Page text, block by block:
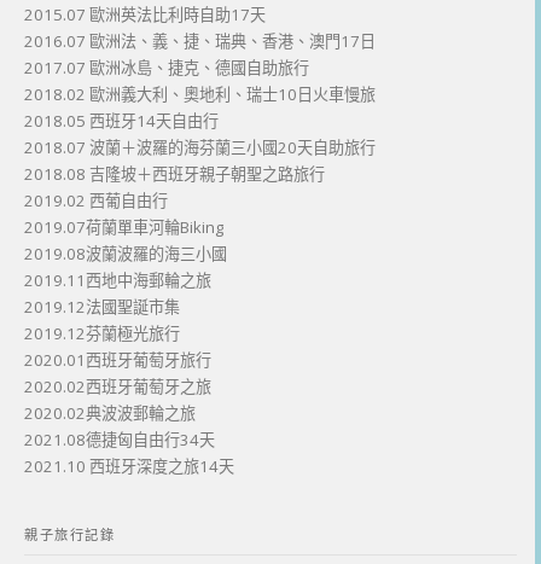
2015.07 歐洲英法比利時自助17天
2016.07 歐洲法、義、捷、瑞典、香港、澳門17日
2017.07 歐洲冰島、捷克、德國自助旅行
2018.02 歐洲義大利、奧地利、瑞士10日火車慢旅
2018.05 西班牙14天自由行
2018.07 波蘭＋波羅的海芬蘭三小國20天自助旅行
2018.08 吉隆坡＋西班牙親子朝聖之路旅行
2019.02 西葡自由行
2019.07荷蘭單車河輪Biking
2019.08波蘭波羅的海三小國
2019.11西地中海郵輪之旅
2019.12法國聖誕市集
2019.12芬蘭極光旅行
2020.01西班牙葡萄牙旅行
2020.02西班牙葡萄牙之旅
2020.02典波波郵輪之旅
2021.08德捷匈自由行34天
2021.10 西班牙深度之旅14天
親子旅行記錄